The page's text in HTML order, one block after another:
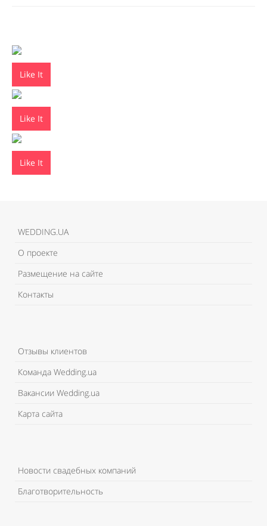
Like It
Like It
Like It
WEDDING.UA
О проекте
Размещение на сайте
Контакты
Отзывы клиентов
Команда Wedding.ua
Вакансии Wedding.ua
Карта сайта
Новости свадебных компаний
Благотворительность